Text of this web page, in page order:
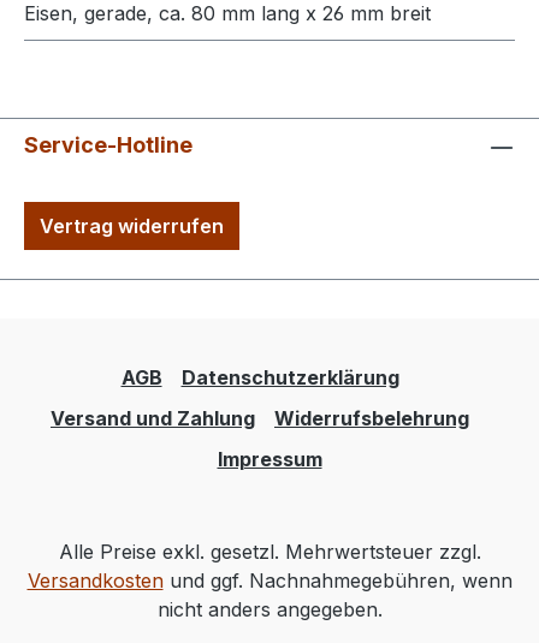
Eisen, gerade, ca. 80 mm lang x 26 mm breit
Service-Hotline
Vertrag widerrufen
AGB
Datenschutzerklärung
Versand und Zahlung
Widerrufsbelehrung
Impressum
Alle Preise exkl. gesetzl. Mehrwertsteuer zzgl.
Versandkostenund ggf. Nachnahmegebühren, wenn
nicht anders angegeben.